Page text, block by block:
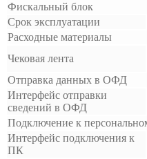
Фискальный блок
Срок эксплуатации
Расходные материалы
Чековая лента
Отправка данных в ОФД
Интерфейс отправки
сведений в ОФД
Подключение к
Интерфейс подключения к
ПК